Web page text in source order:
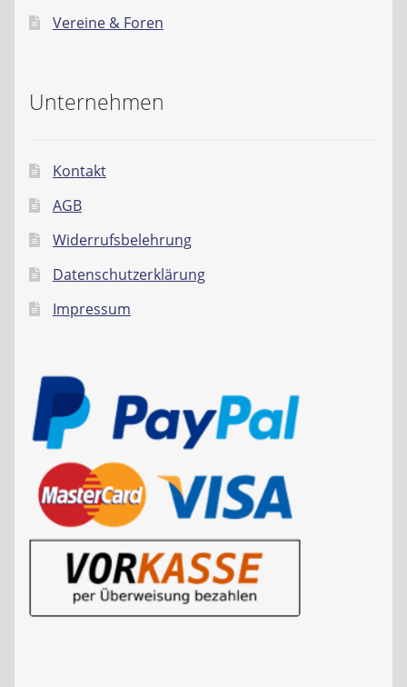
Vereine & Foren
Unternehmen
Kontakt
AGB
Widerrufsbelehrung
Datenschutzerklärung
Impressum